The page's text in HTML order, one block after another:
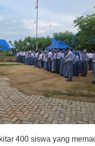
400 siswa yang